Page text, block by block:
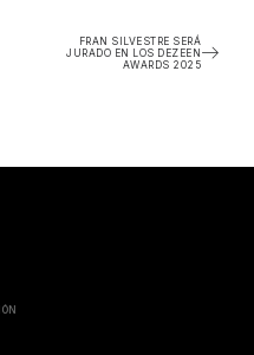
FRAN SILVESTRE SERÁ
JURADO EN LOS DEZEEN
AWARDS 2025